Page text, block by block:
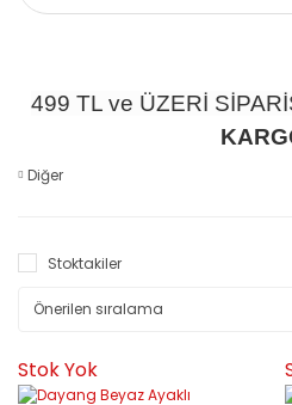
499 TL ve ÜZERİ
Diğer
Stoktakiler
Stok Yok